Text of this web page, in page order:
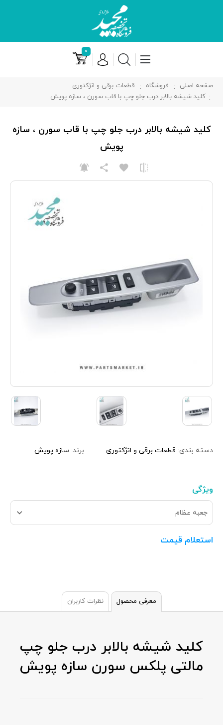
۰
صفحه اصلی فروشگاه
قطعات برقی و انژکتوری
کلید شیشه بالابر درب جلو چپ با قاب سورن ، سازه پویش
دسته بندی: قطعات برقی و انژکتوری برند: سازه پویش
ویژگی
جعبه عظام
استعلام قیمت
کلید شیشه بالابر درب جلو چپ با قاب سورن ، سازه
پویش
معرفی محصول نظرات کاربران
کلید شیشه بالابر درب جلو چپ
مالتی پلكس سورن سازه پویش